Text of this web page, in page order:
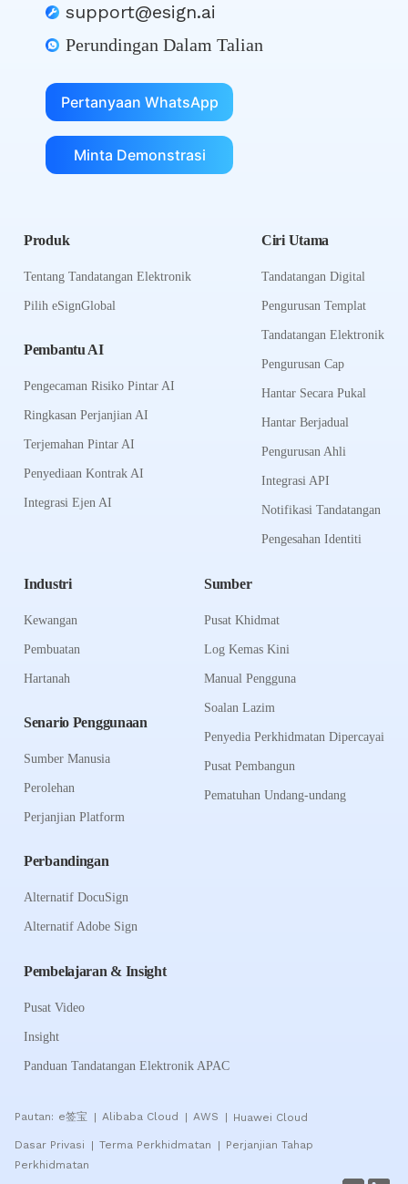
support@esign.ai
Perundingan Dalam Talian
Pertanyaan WhatsApp
Minta Demonstrasi
Produk
Tentang Tandatangan Elektronik
Pilih eSignGlobal
Pembantu AI
Pengecaman Risiko Pintar AI
Ringkasan Perjanjian AI
Terjemahan Pintar AI
Penyediaan Kontrak AI
Integrasi Ejen AI
Ciri Utama
Tandatangan Digital
Pengurusan Templat
Tandatangan Elektronik
Pengurusan Cap
Hantar Secara Pukal
Hantar Berjadual
Pengurusan Ahli
Integrasi API
Notifikasi Tandatangan
Pengesahan Identiti
Industri
Kewangan
Pembuatan
Hartanah
Senario Penggunaan
Sumber Manusia
Perolehan
Perjanjian Platform
Perbandingan
Alternatif DocuSign
Alternatif Adobe Sign
Sumber
Pusat Khidmat
Log Kemas Kini
Manual Pengguna
Soalan Lazim
Penyedia Perkhidmatan Dipercayai
Pusat Pembangun
Pematuhan Undang-undang
Pembelajaran & Insight
Pusat Video
Insight
Panduan Tandatangan Elektronik APAC
Pautan: e签宝 Alibaba Cloud AWS Huawei Cloud
Dasar Privasi | Terma Perkhidmatan | Perjanjian Tahap
Perkhidmatan